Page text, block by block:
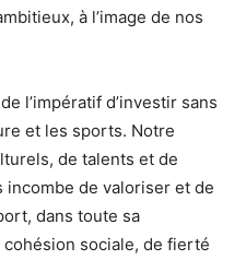
à l’image de nos
l’impératif d’investir sans
et les sports. Notre
de talents et de
incombe de valoriser et de
dans toute sa
sociale, de fierté